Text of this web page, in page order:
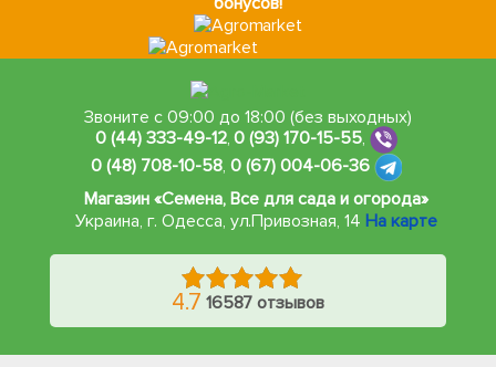
Звоните с 09:00 до 18:00 (без выходных)
0 (44) 333-49-12,0 (93) 170-15-55,
0 (48) 708-10-58, 0 (67) 004-06-36
Магазин «Семена, Все для сада и огорода»
Украина, г. Одесса, ул.Привозная, 14 На карте
4.7 16587 отзывов